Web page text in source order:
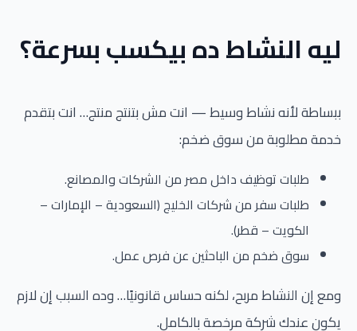
ليه النشاط ده بيكسب بسرعة؟
ببساطة لأنه نشاط وسيط — انت مش بتنتج منتج… انت بتقدم
خدمة مطلوبة من سوق ضخم:
طلبات توظيف داخل مصر من الشركات والمصانع.
طلبات سفر من شركات الخليج (السعودية – الإمارات –
الكويت – قطر).
سوق ضخم من الباحثين عن فرص عمل.
ومع إن النشاط مربح، لكنه حساس قانونيًا… وده السبب إن لازم
يكون عندك شركة مرخصة بالكامل.